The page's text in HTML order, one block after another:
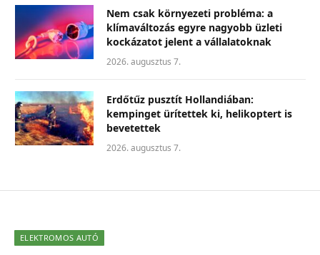
Nem csak környezeti probléma: a
klímaváltozás egyre nagyobb üzleti
kockázatot jelent a vállalatoknak
2026. augusztus 7.
Erdőtűz pusztít Hollandiában:
kempinget ürítettek ki, helikoptert is
bevetettek
2026. augusztus 7.
ELEKTROMOS AUTÓ